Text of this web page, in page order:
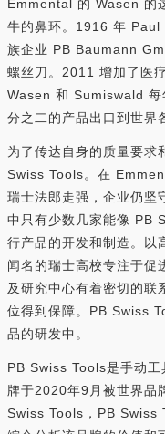
Emmental 的 Wasen 的
牛的鼻环。1916 年 Paul
族企业 PB Baumann
螺丝刀。2011 增加了医
Wasen 和 Sumiswald 每
分之二的产品出口到世界
为了传达自身的质量要
Swiss Tools。在
瑞士法郎走强，企业仍坚
中只有少数几家能像 PB
行产品的开发和制造。以
闻名的瑞士高校专注于促
及研究中心有着密切的联
位得到保障。PB Swiss
品的研发中。
PB Swiss Tools是手动
牌于2020年9月被世界品
Swiss Tools，PB Swiss